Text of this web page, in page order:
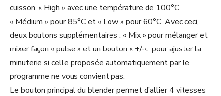
cuisson. « High » avec une température de 100°C.
« Médium » pour 85°C et « Low » pour 60°C. Avec ceci,
deux boutons supplémentaires : « Mix » pour mélanger et
mixer façon « pulse » et un bouton « +/-« pour ajuster la
minuterie si celle proposée automatiquement par le
programme ne vous convient pas.
Le bouton principal du blender permet d’allier 4 vitesses